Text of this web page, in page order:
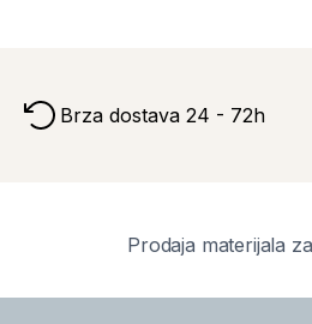
Brza dostava 24 - 72h
Prodaja materijala